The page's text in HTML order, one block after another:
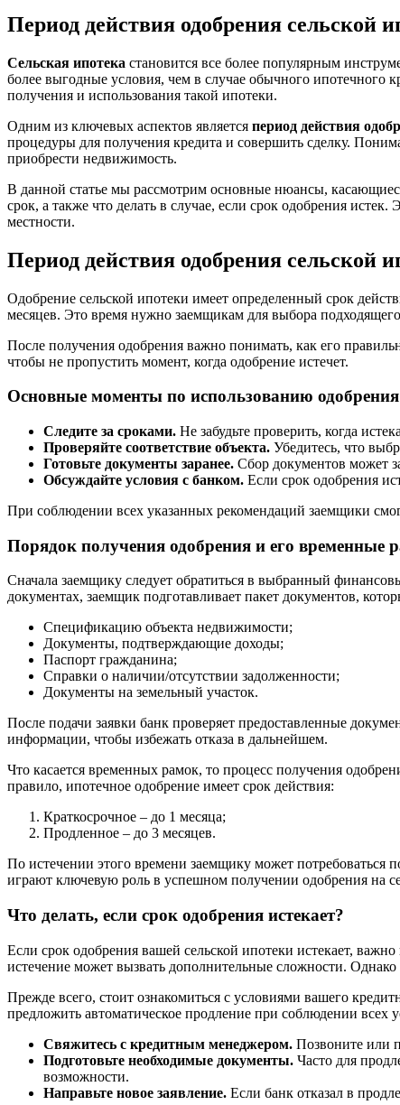
Период действия одобрения
Сельская ипотека становится все более популярным
более выгодные условия, чем в случае обычного
получения и использования такой ипотеки.
Одним из ключевых аспектов является период действия
процедуры для получения кредита и совершить сделку.
приобрести недвижимость.
В данной статье мы рассмотрим основные нюансы,
срок, а также что делать в случае, если срок одобрения
местности.
Период действия одобрения
Одобрение сельской ипотеки имеет определенный срок
месяцев. Это время нужно заемщикам для выбора
После получения одобрения важно понимать, как его
чтобы не пропустить момент, когда одобрение истечет.
Основные моменты по использованию одобрения
Следите за сроками. Не забудьте проверить, когда
Проверяйте соответствие объекта. Убедитесь, что
Готовьте документы заранее. Сбор документов может
Обсуждайте условия с банком. Если срок одобрения
При соблюдении всех указанных рекомендаций заемщики
Порядок получения одобрения и его временные
Сначала заемщику следует обратиться в выбранный
документах, заемщик подготавливает пакет документов,
Спецификацию объекта недвижимости;
Документы, подтверждающие доходы;
Паспорт гражданина;
Справки о наличии/отсутствии задолженности;
Документы на земельный участок.
После подачи заявки банк проверяет предоставленные
информации, чтобы избежать отказа в дальнейшем.
Что касается временных рамок, то процесс получения
правило, ипотечное одобрение имеет срок действия:
Краткосрочное – до 1 месяца;
Продленное – до 3 месяцев.
По истечении этого времени заемщику может потребоваться
играют ключевую роль в успешном получении одобрения на
Что делать, если срок одобрения истекает?
Если срок одобрения вашей сельской ипотеки истекает,
истечение может вызвать дополнительные сложности.
Прежде всего, стоит ознакомиться с условиями вашего
предложить автоматическое продление при соблюдении
Свяжитесь с кредитным менеджером. Позвоните или
Подготовьте необходимые документы. Часто для
возможности.
Направьте новое заявление. Если банк отказал в